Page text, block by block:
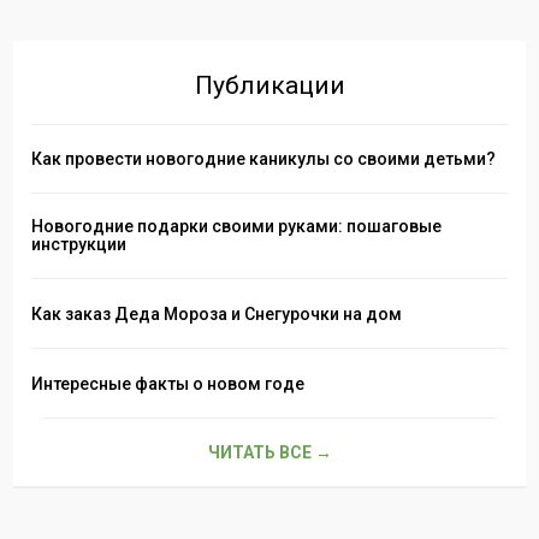
Публикации
Как провести новогодние каникулы со своими детьми?
Новогодние подарки своими руками: пошаговые
инструкции
Как заказ Деда Мороза и Снегурочки на дом
Интересные факты о новом годе
ЧИТАТЬ ВСЕ →